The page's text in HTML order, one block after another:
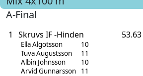
A-Final
1 Skruvs IF -Hinden
Ella Algotsson
10
Tuva Augustsson
11
Albin Johnsson
10
Arvid Gunnarsson
11
53.63